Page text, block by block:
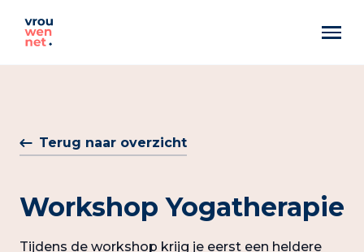
Best Pittig
Terug naar overzicht
Workshop Yogatherapie
Tijdens de workshop krijg je eerst een heldere